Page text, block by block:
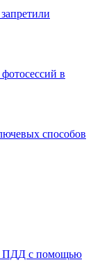
в
способов
ПДД с помощью